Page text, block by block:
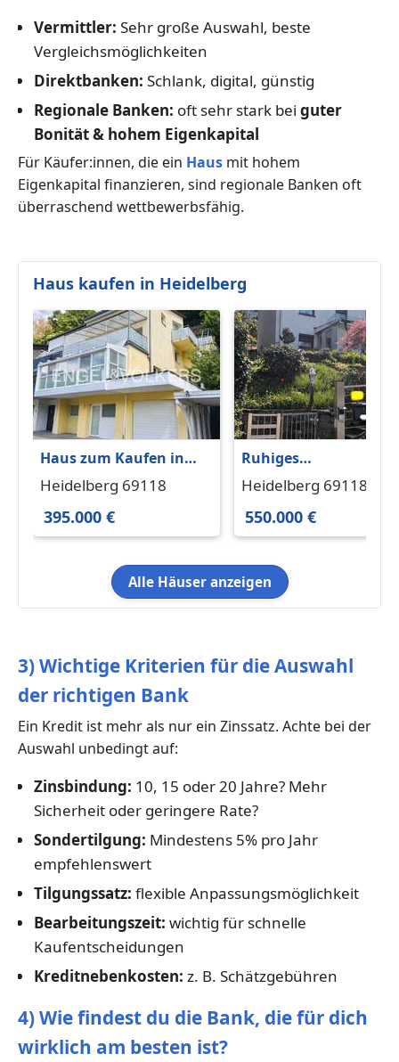
Vermittler: Sehr große Auswahl, beste
Vergleichsmöglichkeiten
Direktbanken: Schlank, digital, günstig
Regionale Banken: oft sehr stark bei guter
Bonität & hohem Eigenkapital
Für Käufer:innen, die ein Haus mit hohem
Eigenkapital finanzieren, sind regionale Banken oft
überraschend wettbewerbsfähig.
Haus kaufen in Heidelberg
Haus zum Kaufen in
Heidelberg 395.000 €
Heidelberg 69118
395.000 €
Ruhiges
Einfamilienhaus in
Heidelberg 69118
550.000 €
Alle Häuser anzeigen
3) Wichtige Kriterien für die Auswahl
der richtigen Bank
Ein Kredit ist mehr als nur ein Zinssatz. Achte bei der
Auswahl unbedingt auf:
Zinsbindung: 10, 15 oder 20 Jahre? Mehr
Sicherheit oder geringere Rate?
Sondertilgung: Mindestens 5% pro Jahr
empfehlenswert
Tilgungssatz: flexible Anpassungsmöglichkeit
Bearbeitungszeit: wichtig für schnelle
Kaufentscheidungen
Kreditnebenkosten: z. B. Schätzgebühren
4) Wie findest du die Bank, die für dich
wirklich am besten ist?